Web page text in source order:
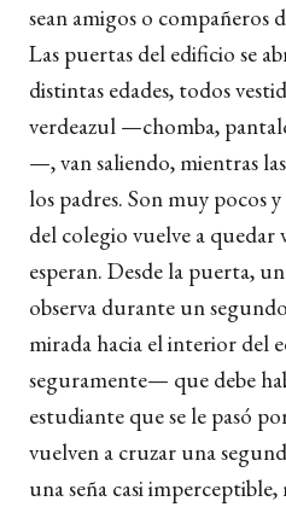
sean amigos o compañeros
Las puertas del edificio se
distintas edades, todos
verdeazul —chomba,
—, van saliendo, mientras
los padres. Son muy pocos
del colegio vuelve a quedar
esperan. Desde la puerta,
observa durante un
mirada hacia el interior del
seguramente— que debe
estudiante que se le pasó
vuelven a cruzar una
una seña casi imperceptible,